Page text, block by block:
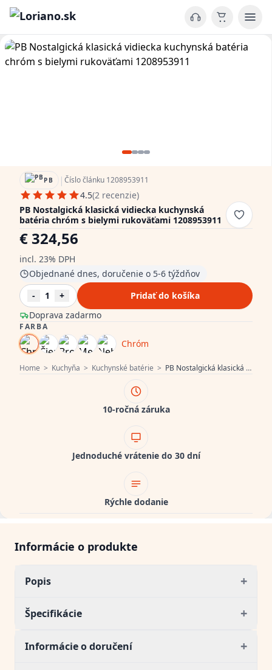
Home > Kuchyňa > Kuchynské batérie > PB Nostalgická klasická vidiecka kuchynská batéria chróm s bielymi rukoväťami 1208953911
PB | Číslo článku 1208953911
4.5(2 recenzie)
PB Nostalgická klasická vidiecka kuchynská
batéria chróm s bielymi rukoväťami 1208953911
€ 324,56
incl. 23% DPH
Doprava zadarmo
Objednané dnes, doručenie o 5-6 týždňov
-
1 + Pridať do košíka
FARBA
Chróm
10-ročná záruka
Jednoduché vrátenie do 30 dní
Rýchle dodanie
Informácie o produkte
Popis +
Špecifikácie +
Informácie o doručení +